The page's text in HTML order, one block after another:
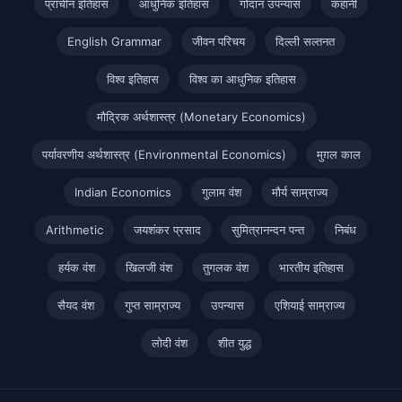
प्राचीन इतिहास आधुनिक इतिहास गोदान उपन्यास कहानी
English Grammar जीवन परिचय दिल्ली सल्तनत
विश्व इतिहास विश्व का आधुनिक इतिहास
मौद्रिक अर्थशास्त्र (Monetary Economics)
पर्यावरणीय अर्थशास्त्र (Environmental Economics) मुग़ल काल
Indian Economics गुलाम वंश मौर्य साम्राज्य
Arithmetic जयशंकर प्रसाद सुमित्रानन्दन पन्त निबंध
हर्यक वंश खिलजी वंश तुगलक वंश भारतीय इतिहास
सैयद वंश गुप्त साम्राज्य उपन्यास एशियाई साम्राज्य
लोदी वंश शीत युद्ध